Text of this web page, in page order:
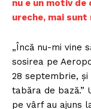
nu e un motiv de
ureche, mai
„Încă nu-mi vine
sosirea pe
28 septembrie,
tabăra de bază.”
pe vârf au ajuns